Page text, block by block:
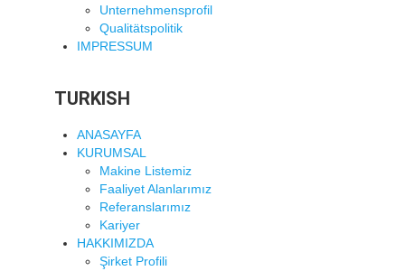
Unternehmensprofil
Qualitätspolitik
IMPRESSUM
TURKISH
ANASAYFA
KURUMSAL
Makine Listemiz
Faaliyet Alanlarımız
Referanslarımız
Kariyer
HAKKIMIZDA
Şirket Profili